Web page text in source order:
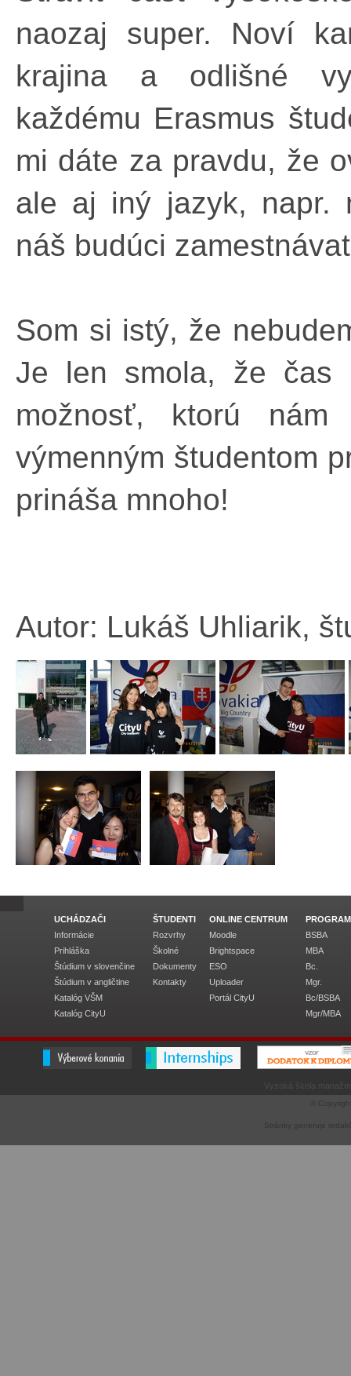
naozaj super. Noví
krajina a odlišné
každému Erasmus
mi dáte za pravdu, že
ale aj iný jazyk, napr.
náš budúci
Som si istý, že
Je len smola, že čas
možnosť, ktorú
výmenným študentom
prináša mnoho!
Autor: Lukáš Uhliarik,
UCHÁDZAČI ŠTUDENTI ONLINE CENTRUM
Informácie
Rozvrhy Moodle
BSBA
Prihláška
Školné Brightspace
MBA
Štúdium v slovenčine
Dokumenty ESO
Bc.
Štúdium v angličtine
Kontakty Uploader
Mgr.
Katalóg VŠM
Portál CityU
Bc/BSBA
Katalóg CityU
Mgr/MBA
Vysoká škola
Stránky generuje